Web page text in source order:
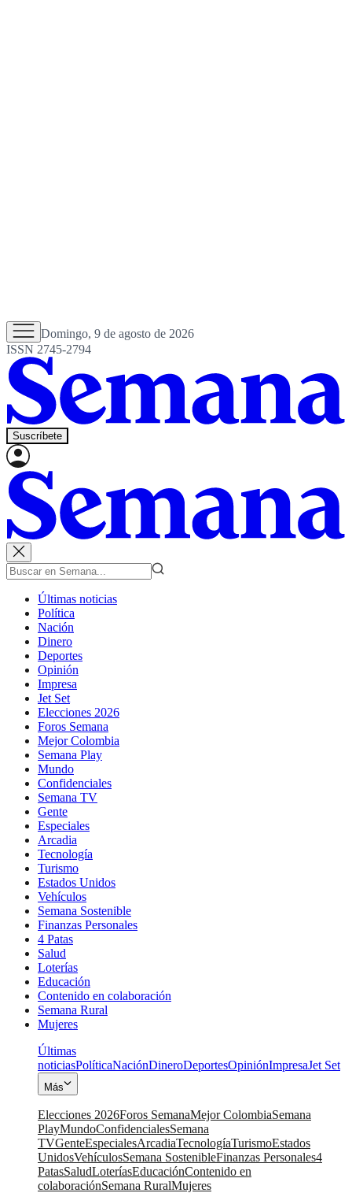
Domingo, 9 de agosto de 2026
ISSN 2745-2794
Suscríbete
Últimas noticias
Política
Nación
Dinero
Deportes
Opinión
Impresa
Jet Set
Elecciones 2026
Foros Semana
Mejor Colombia
Semana Play
Mundo
Confidenciales
Semana TV
Gente
Especiales
Arcadia
Tecnología
Turismo
Estados Unidos
Vehículos
Semana Sostenible
Finanzas Personales
4 Patas
Salud
Loterías
Educación
Contenido en colaboración
Semana Rural
Mujeres
Últimas
noticiasPolíticaNaciónDineroDeportesOpiniónImpresaJet Set
Más
Elecciones 2026Foros SemanaMejor ColombiaSemana
PlayMundoConfidencialesSemana
TVGenteEspecialesArcadiaTecnologíaTurismoEstados
UnidosVehículosSemana SostenibleFinanzas Personales4
PatasSaludLoteríasEducaciónContenido en
colaboraciónSemana RuralMujeres